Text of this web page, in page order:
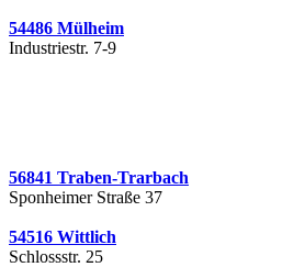
54486 Mülheim
Industriestr. 7-9
56841 Traben-Trarbach
Sponheimer Straße 37
54516 Wittlich
Schlossstr. 25